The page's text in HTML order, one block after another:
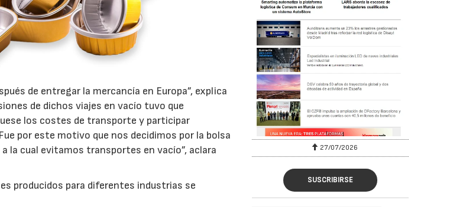
de entregar la mercancía en Europa”, explica
de dichos viajes en vacío tuvo que
los costes de transporte y participar
por este motivo que nos decidimos por la bolsa
la cual evitamos transportes en vacío”, aclara
producidos para diferentes industrias se
27/07/2026 29/07/2026 27/07/2026
SUSCRIBIRSE